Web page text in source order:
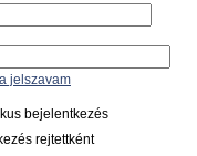
jelszavam
bejelentkezés
rejtettként